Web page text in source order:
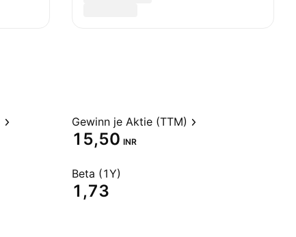
Gewinn je Aktie (TTM)
15,50 INR
Beta (1Y)
1,73